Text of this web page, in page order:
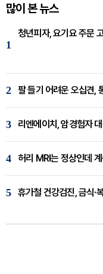
많이 본 뉴스
1
청년피자, 요기요 주문
2
3 리엔에이치, 암경험자
4 허리 MRI는 정상인데
5 휴가철 건강검진, 금식·